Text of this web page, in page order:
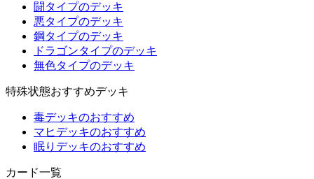
闘タイプのデッキ
悪タイプのデッキ
鋼タイプのデッキ
ドラゴンタイプのデッキ
無色タイプのデッキ
特殊状態おすすめデッキ
毒デッキのおすすめ
マヒデッキのおすすめ
眠りデッキのおすすめ
カード一覧